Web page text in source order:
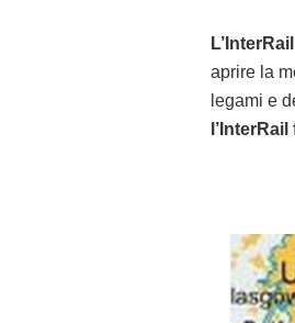
aprire la
legami e